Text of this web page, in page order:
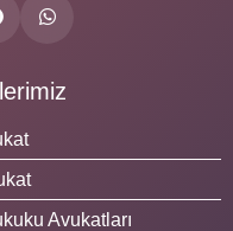
Avukatları